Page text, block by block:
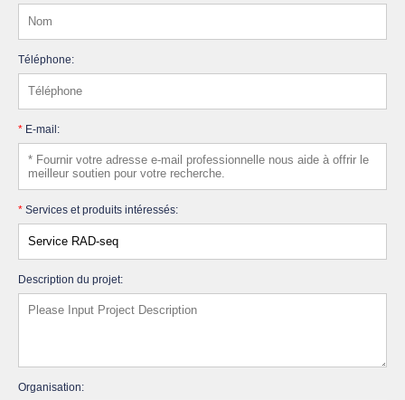
Téléphone:
* E-mail:
* Services et produits intéressés:
Description du projet:
Organisation: